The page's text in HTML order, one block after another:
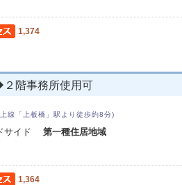
1,374
階事務所使用可
線「上板橋」駅より徒歩約8分)
サイド 第一種住居地域
1,364